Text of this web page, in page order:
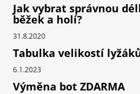
Jak vybrat správnou
běžek a holí?
31.8.2020
Tabulka velikostí
6.1.2023
Výměna bot ZDARMA